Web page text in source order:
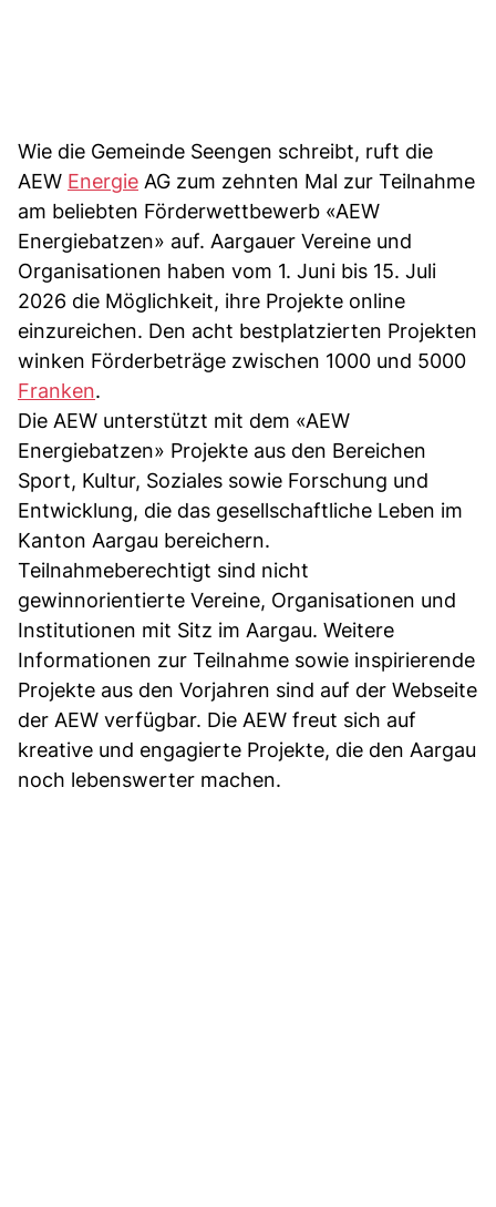
Wie die Gemeinde Seengen schreibt, ruft die
AEW Energie AG zum zehnten Mal zur Teilnahme
am beliebten Förderwettbewerb «AEW
Energiebatzen» auf. Aargauer Vereine und
Organisationen haben vom 1. Juni bis 15. Juli
2026 die Möglichkeit, ihre Projekte online
einzureichen. Den acht bestplatzierten Projekten
winken Förderbeträge zwischen 1000 und 5000
Franken.
Die AEW unterstützt mit dem «AEW
Energiebatzen» Projekte aus den Bereichen
Sport, Kultur, Soziales sowie Forschung und
Entwicklung, die das gesellschaftliche Leben im
Kanton Aargau bereichern.
Teilnahmeberechtigt sind nicht
gewinnorientierte Vereine, Organisationen und
Institutionen mit Sitz im Aargau. Weitere
Informationen zur Teilnahme sowie inspirierende
Projekte aus den Vorjahren sind auf der Webseite
der AEW verfügbar. Die AEW freut sich auf
kreative und engagierte Projekte, die den Aargau
noch lebenswerter machen.